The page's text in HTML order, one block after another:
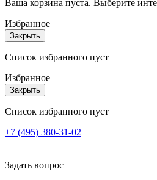
Ваша корзина пуста. Выберите
Избранное
Закрыть
Список избранного пуст
Избранное
Закрыть
Список избранного пуст
+7 (495) 380-31-02
Задать вопрос